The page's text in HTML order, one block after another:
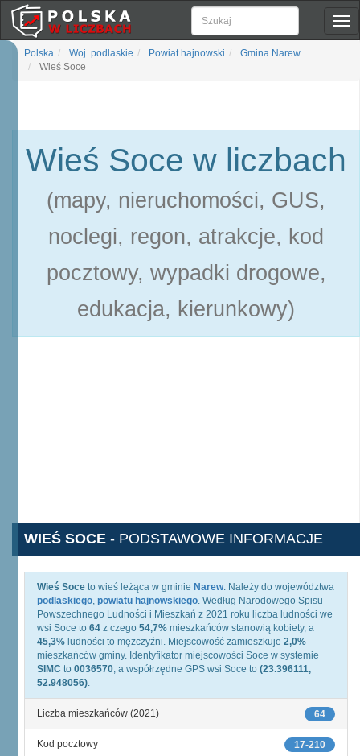
Polska Woj. podlaskie Powiat hajnowski
Gmina Narew
Wieś Soce
Wieś Soce w liczbach
(mapy, nieruchomości, GUS,
noclegi, regon, atrakcje, kod
pocztowy, wypadki drogowe,
edukacja, kierunkowy)
WIEŚ SOCE - PODSTAWOWE INFORMACJE
Wieś Soce to wieś leżąca w gminie Narew. Należy do województwa
podlaskiego, powiatu hajnowskiego. Według Narodowego Spisu
Powszechnego Ludności i Mieszkań z 2021 roku liczba ludności we
wsi Soce to 64 z czego 54,7% mieszkańców stanowią kobiety, a
45,3% ludności to mężczyźni. Miejscowość zamieszkuje 2,0%
mieszkańców gminy. Identyfikator miejscowości Soce w systemie
SIMC to 0036570, a współrzędne GPS wsi Soce to (23.396111,
52.948056).
64
Liczba mieszkańców (2021)
17-210
Kod pocztowy